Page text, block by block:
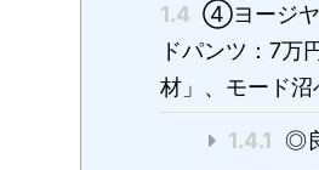
1.4 ④ヨージヤ
ドパンツ：7万
材」、モード沼
1.4.1
◎